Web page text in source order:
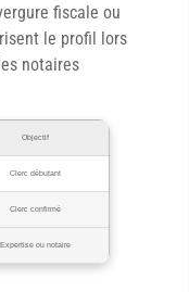
fiscale ou
le profil lors
notaires
Objectif
Clerc débutant
Clerc confirmé
Expertise ou notaire